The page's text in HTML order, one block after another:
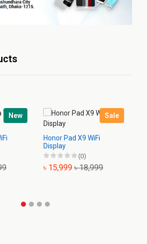
New Sale
Honor Pad X9 WiFi
Display
(0)
৳ 15,999 ৳ 18,999